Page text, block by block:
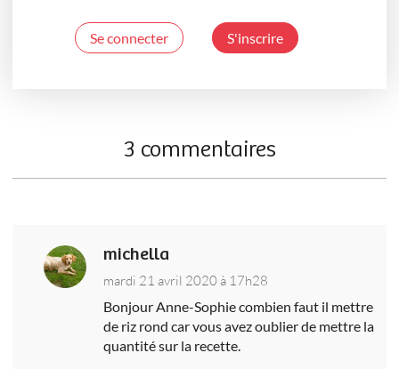
Se connecter S'inscrire
3 commentaires
michella
mardi 21 avril 2020 à 17h28
Bonjour Anne-Sophie combien faut il mettre
de riz rond car vous avez oublier de mettre la
quantité sur la recette.